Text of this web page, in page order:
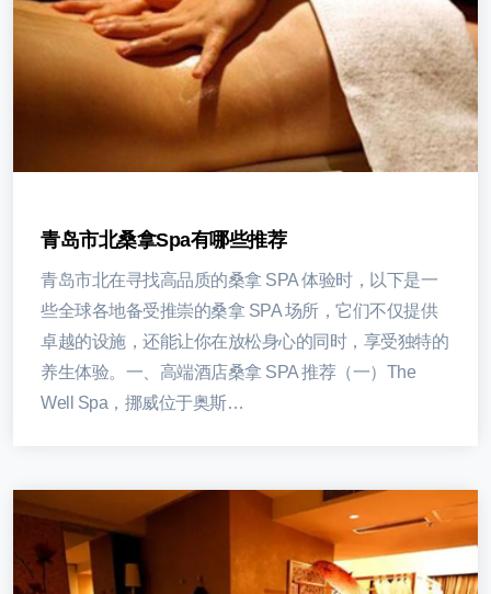
青岛市北桑拿spa有哪些推荐
青岛市北在寻找高品质的桑拿 SPA 体验时，以下是一
些全球各地备受推崇的桑拿 SPA 场所，它们不仅提供
卓越的设施，还能让你在放松身心的同时，享受独特的
养生体验。一、高端酒店桑拿 SPA 推荐（一）The
Well Spa，挪威位于奥斯…